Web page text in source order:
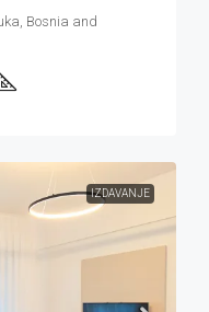
Bosnia and
IZDAVANJE